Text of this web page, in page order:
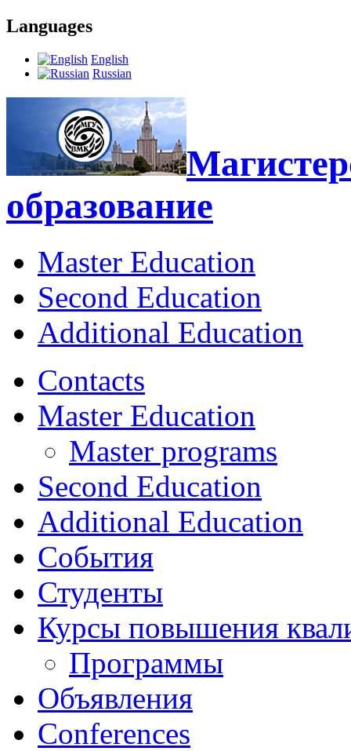
Languages
English
Russian
образование
Master Education
Second Education
Additional Education
Contacts
Master Education
Master programs
Second Education
Additional Education
События
Студенты
Курсы повышения
Программы
Объявления
Conferences